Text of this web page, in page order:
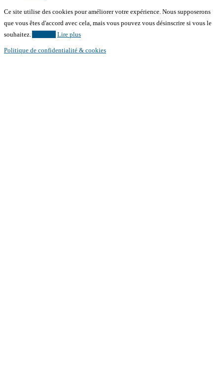
Ce site utilise des cookies pour améliorer votre expérience. Nous supposerons
que vous êtes d'accord avec cela, mais vous pouvez vous désinscrire si vous le
souhaitez.
Lire plus
Politique de confidentialité & cookies